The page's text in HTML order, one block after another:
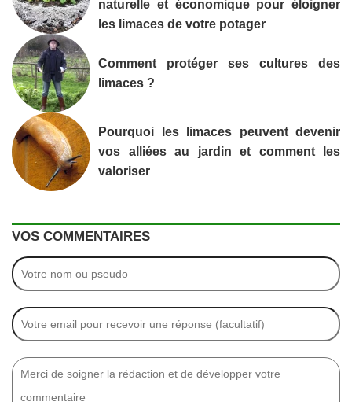
naturelle et économique pour éloigner
les limaces de votre potager
Comment protéger ses cultures des
limaces ?
Pourquoi les limaces peuvent devenir
vos alliées au jardin et comment les
valoriser
VOS COMMENTAIRES